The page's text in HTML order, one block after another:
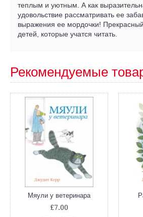
теплым и уютным. А как
удовольствие рассматривать ее
выражения ее мордочки!
детей, которые учатся читать.
Рекомендуемые
Мяули у ветеринара
£7.00